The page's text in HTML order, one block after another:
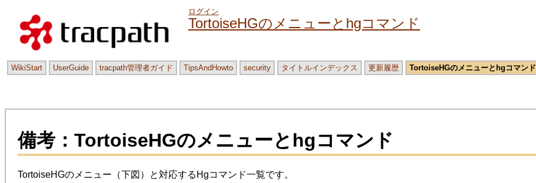
ログイン
TortoiseHGのメニューとhgコマンド
WikiStart UserGuide tracpath管理者ガイド TipsAndHowto security タイトルインデックス 更新履歴 TortoiseHGのメニューとhgコマンド
備考：TortoiseHGのメニューとhgコマンド
TortoiseHGのメニュー（下図）と対応するHgコマンド一覧です。